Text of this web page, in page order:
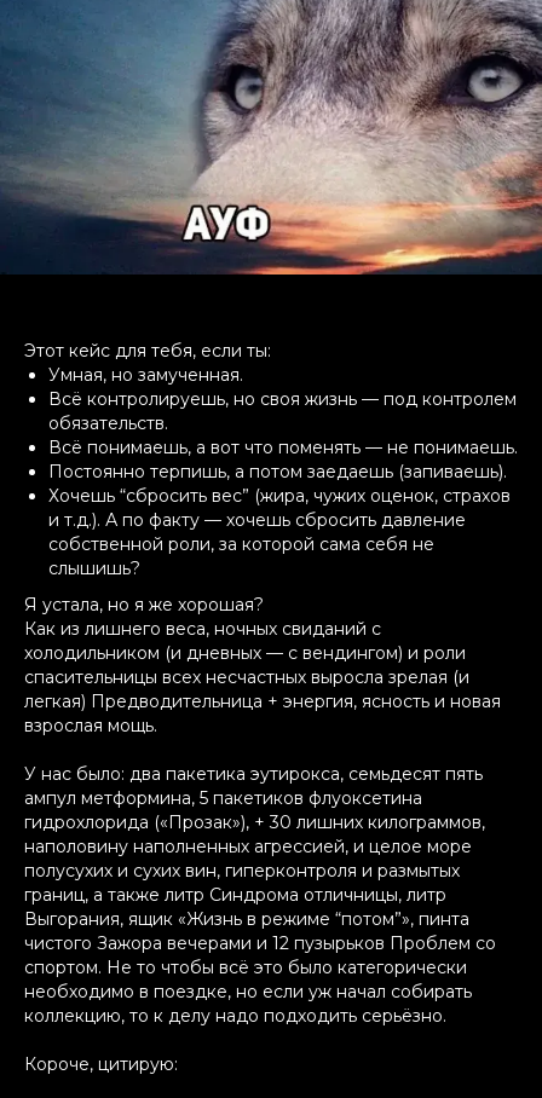
Этот кейс для тебя, если ты:
Умная, но замученная.
Всё контролируешь, но своя жизнь — под контролем
обязательств.
Всё понимаешь, а вот что поменять — не понимаешь.
Постоянно терпишь, а потом заедаешь (запиваешь).
Хочешь “сбросить вес” (жира, чужих оценок, страхов
и т.д.). А по факту — хочешь сбросить давление
собственной роли, за которой сама себя не
слышишь?
Я устала, но я же хорошая?
Как из лишнего веса, ночных свиданий с
холодильником (и дневных — с вендингом) и роли
спасительницы всех несчастных выросла зрелая (и
легкая) Предводительница + энергия, ясность и новая
взрослая мощь.
У нас было: два пакетика эутирокса, семьдесят пять
ампул метформина, 5 пакетиков флуоксетина
гидрохлорида («Прозак»), + 30 лишних килограммов,
наполовину наполненных агрессией, и целое море
полусухих и сухих вин, гиперконтроля и размытых
границ, а также литр Синдрома отличницы, литр
Выгорания, ящик «Жизнь в режиме “потом”», пинта
чистого Зажора вечерами и 12 пузырьков Проблем со
спортом. Не то чтобы всё это было категорически
необходимо в поездке, но если уж начал собирать
коллекцию, то к делу надо подходить серьёзно.
Короче, цитирую: